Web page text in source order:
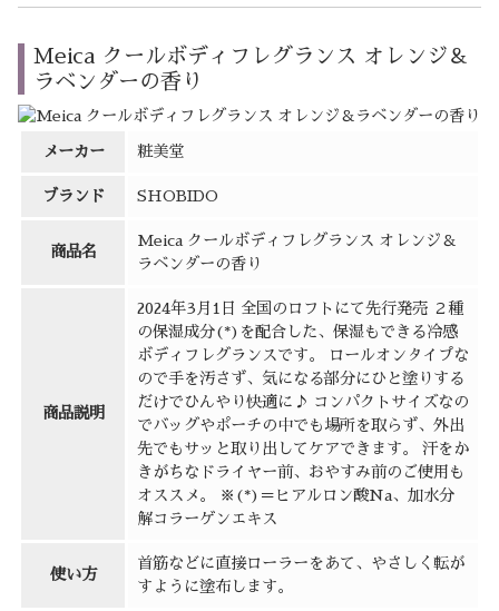
Meica クールボディフレグランス オレンジ＆
ラベンダーの香り
メーカー 粧美堂
ブランド SHOBIDO
商品名
Meica クールボディフレグランス オレンジ＆
ラベンダーの香り
商品説明
2024年3月1日 全国のロフトにて先行発売 ２種
の保湿成分(*)を配合した、保湿もできる冷感
ボディフレグランスです。 ロールオンタイプな
ので手を汚さず、気になる部分にひと塗りする
だけでひんやり快適に♪ コンパクトサイズなの
でバッグやポーチの中でも場所を取らず、外出
先でもサッと取り出してケアできます。 汗をか
きがちなドライヤー前、おやすみ前のご使用も
オススメ。 ※(*)＝ヒアルロン酸Na、加水分
解コラーゲンエキス
使い方
首筋などに直接ローラーをあて、やさしく転が
すように塗布します。